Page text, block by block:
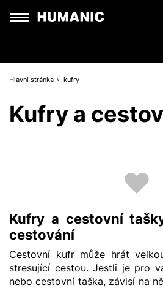
Hlavní stránka kufry
Kufry a
Kufry a cestovní
cestování
Cestovní kufr může hrát
stresující cestou. Jestli je pro
nebo cestovní taška, závisí na